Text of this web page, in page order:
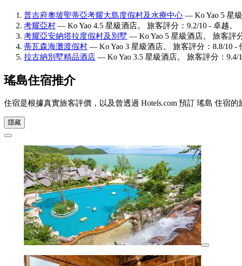
普吉府奧坡聖蒂亞考耀大島度假村及水療中心 — Ko Yao 5 星
考耀亞村 — Ko Yao 4.5 星級酒店。 旅客評分：9.2/10 - 卓越。
考耀亞安納塔拉度假村及別墅 — Ko Yao 5 星級酒店。 旅客評
蒂瓦森海灘渡假村 — Ko Yao 3 星級酒店。 旅客評分：8.8/10 -
拉古納別墅精品酒店 — Ko Yao 3.5 星級酒店。 旅客評分：9.4/
瑤島住宿推介
住宿是根據真實旅客評價，以及曾透過 Hotels.com 預訂 瑤島 住宿
隱藏